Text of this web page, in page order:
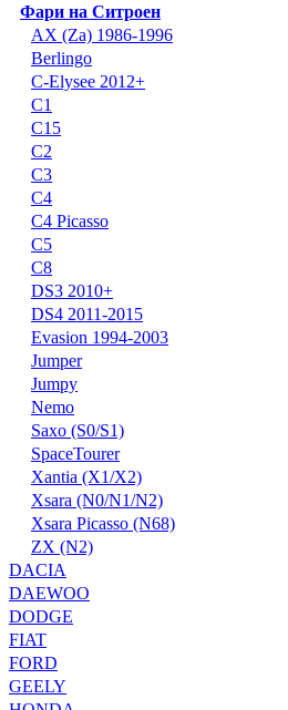
Фари на Ситроен
AX (Za) 1986-1996
Berlingo
C-Elysee 2012+
C1
C15
C2
C3
C4
C4 Picasso
C5
C8
DS3 2010+
DS4 2011-2015
Evasion 1994-2003
Jumper
Jumpy
Nemo
Saxo (S0/S1)
SpaceTourer
Xantia (X1/X2)
Xsara (N0/N1/N2)
Xsara Picasso (N68)
ZX (N2)
DACIA
DAEWOO
DODGE
FIAT
FORD
GEELY